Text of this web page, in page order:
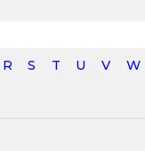
R S T U V W